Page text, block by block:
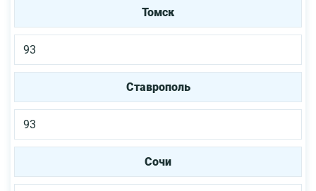
Томск
93
Ставрополь
93
Сочи